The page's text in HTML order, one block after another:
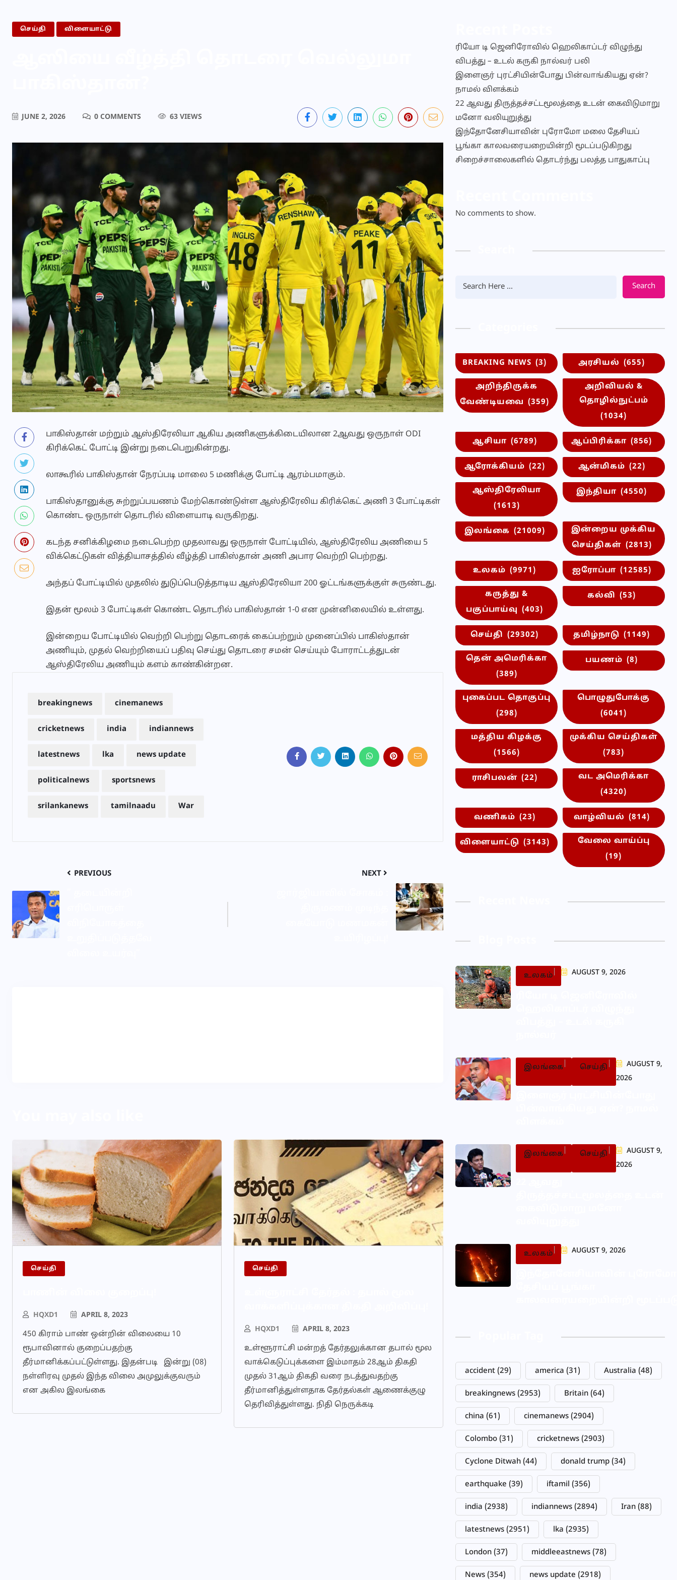
செய்தி விளையாட்டு
JUNE 2, 2026 0 COMMENTS 63 VIEWS
பாகிஸ்தான் மற்றும் ஆஸ்திரேலியா ஆகிய அணிகளுக்கிடையிலான 2ஆவது ஒருநாள் ODI
கிரிக்கெட் போட்டி இன்று நடைபெறுகின்றது.
லாகூரில் பாகிஸ்தான் நேரப்படி மாலை 5 மணிக்கு போட்டி ஆரம்பமாகும்.
பாகிஸ்தானுக்கு சுற்றுப்பயணம் மேற்கொண்டுள்ள ஆஸ்திரேலிய கிரிக்கெட் அணி 3 போட்டிகள்
கொண்ட ஒருநாள் தொடரில் விளையாடி வருகிறது.
கடந்த சனிக்கிழமை நடைபெற்ற முதலாவது ஒருநாள் போட்டியில், ஆஸ்திரேலிய அணியை 5
விக்கெட்டுகள் வித்தியாசத்தில் வீழ்த்தி பாகிஸ்தான் அணி அபார வெற்றி பெற்றது.
அந்தப் போட்டியில் முதலில் துடுப்பெடுத்தாடிய ஆஸ்திரேலியா 200 ஓட்டங்களுக்குள் சுருண்டது.
இதன் மூலம் 3 போட்டிகள் கொண்ட தொடரில் பாகிஸ்தான் 1-0 என முன்னிலையில் உள்ளது.
இன்றைய போட்டியில் வெற்றி பெற்று தொடரைக் கைப்பற்றும் முனைப்பில் பாகிஸ்தான்
அணியும், முதல் வெற்றியைப் பதிவு செய்து தொடரை சமன் செய்யும் போராட்டத்துடன்
ஆஸ்திரேலிய அணியும் களம் காண்கின்றன.
breakingnews cinemanews
cricketnews india indiannews
latestnews lka news update
politicalnews sportsnews
srilankanews tamilnaadu War
PREVIOUS NEXT
செய்தி
HQXD1 APRIL 8, 2023
450 கிராம் பாண் ஒன்றின் விலையை 10
ரூபாவினால் குறைப்பதற்கு
தீர்மானிக்கப்பட்டுள்ளது. இதன்படி இன்று (08)
நள்ளிரவு முதல் இந்த விலை அமுலுக்குவரும்
என அகில இலங்கை
செய்தி
HQXD1 APRIL 8, 2023
உள்ளூராட்சி மன்றத் தேர்தலுக்கான தபால் மூல
வாக்கெடுப்புக்களை இம்மாதம் 28ஆம் திகதி
முதல் 31ஆம் திகதி வரை நடத்துவதற்கு
தீர்மானித்துள்ளதாக தேர்தல்கள் ஆணைக்குழு
தெரிவித்துள்ளது. நிதி நெருக்கடி
ரியோ டி ஜெனிரோவில் ஹெலிகாப்டர் விழுந்து
விபத்து – உடல் கருகி நால்வர் பலி
இளைஞர் புரட்சியின்போது பின்வாங்கியது ஏன்?
நாமல் விளக்கம்
22 ஆவது திருத்தச்சட்டமூலத்தை உடன் கைவிடுமாறு
மனோ வலியுறுத்து
இந்தோனேசியாவின் புரோமோ மலை தேசியப்
பூங்கா காலவரையறையின்றி மூடப்படுகிறது
சிறைச்சாலைகளில் தொடர்ந்து பலத்த பாதுகாப்பு
No comments to show.
Search
BREAKING NEWS (3) அரசியல் (655)
அறிந்திருக்க
வேண்டியவை (359)
அறிவியல் &
தொழில்நுட்பம்
(1034)
ஆசியா (6789) ஆப்பிரிக்கா (856)
ஆரோக்கியம் (22) ஆன்மிகம் (22)
ஆஸ்திரேலியா
(1613)
இந்தியா (4550)
இலங்கை (21009)
இன்றைய முக்கிய
செய்திகள் (2813)
உலகம் (9971) ஐரோப்பா (12585)
கருத்து &
பகுப்பாய்வு (403)
கல்வி (53)
செய்தி (29302) தமிழ்நாடு (1149)
தென் அமெரிக்கா
(389)
பயணம் (8)
புகைப்பட தொகுப்பு
(298)
பொழுதுபோக்கு
(6041)
மத்திய கிழக்கு
(1566)
முக்கிய செய்திகள்
(783)
ராசிபலன் (22)
வட அமெரிக்கா
(4320)
வணிகம் (23) வாழ்வியல் (814)
விளையாட்டு (3143)
வேலை வாய்ப்பு
(19)
உலகம் AUGUST 9, 2026
இலங்கை செய்தி
AUGUST 9,
2026
இலங்கை செய்தி
AUGUST 9,
2026
உலகம் AUGUST 9, 2026
accident (29) america (31) Australia (48)
breakingnews (2953) Britain (64)
china (61) cinemanews (2904)
Colombo (31) cricketnews (2903)
Cyclone Ditwah (44) donald trump (34)
earthquake (39) iftamil (356)
india (2938) indiannews (2894) Iran (88)
latestnews (2951) lka (2935)
London (37) middleeastnews (78)
News (354) news update (2918)